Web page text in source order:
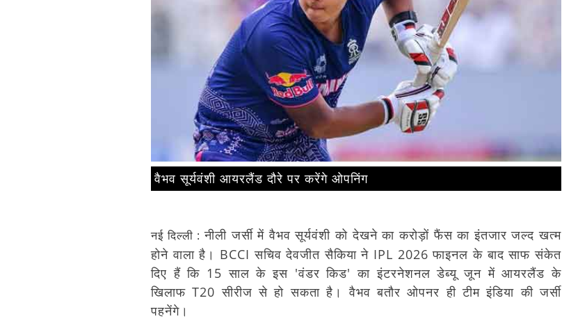
वैभव सूर्यवंशी आयरलैंड दौरे पर करेंगे ओपनिंग
नई दिल्ली :नीली जर्सी में वैभव सूर्यवंशी को देखने का करोड़ों फैंस का इंतजार जल्द खत्म
होने वाला है। BCCI सचिव देवजीत सैकिया ने IPL 2026 फाइनल के बाद साफ संकेत
दिए हैं कि 15 साल के इस 'वंडर किड' का इंटरनेशनल डेब्यू जून में आयरलैंड के
खिलाफ T20 सीरीज से हो सकता है। वैभव बतौर ओपनर ही टीम इंडिया की जर्सी
पहनेंगे।